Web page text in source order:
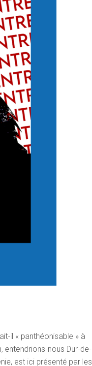
il « panthéonisable » à
entendrions-nous Dur-de-
est ici présenté par les